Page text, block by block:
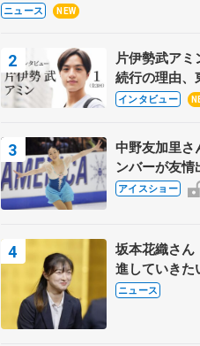
ニュース NEW
片伊勢武アミ
続行の理由、
ての一人暮
インタビュー
中野友加里さ
ンバーが友
年の「フレン
アイスショー
坂本花織さん
進していき
学省スポーツ
ニュース